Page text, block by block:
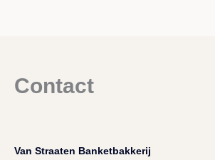
Contact
Van Straaten Banketbakkerij